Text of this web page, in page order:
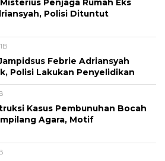
Penjaga Rumah Eks
Polisi Dituntut
Febrie Adriansyah
Polisi Lakukan Penyelidikan
Kasus Pembunuhan Bocah
Agara, Motif